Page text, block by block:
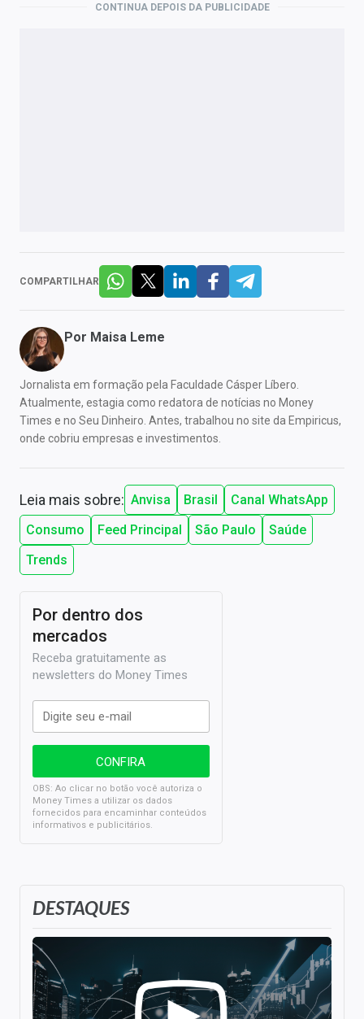
CONTINUA DEPOIS DA PUBLICIDADE
COMPARTILHAR
Por Maisa Leme
Jornalista em formação pela Faculdade Cásper Líbero.
Atualmente, estagia como redatora de notícias no Money
Times e no Seu Dinheiro. Antes, trabalhou no site da Empiricus,
onde cobriu empresas e investimentos.
Leia mais sobre: Anvisa Brasil
Canal WhatsApp
Consumo
Feed Principal São Paulo
Saúde
Trends
DESTAQUES
Por dentro dos
mercados
Receba gratuitamente as
newsletters do Money Times
OBS: Ao clicar no botão você autoriza o
Money Times a utilizar os dados
fornecidos para encaminhar conteúdos
informativos e publicitários.